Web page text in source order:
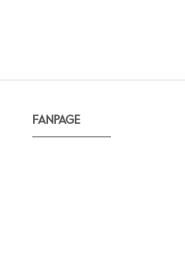
FANPAGE